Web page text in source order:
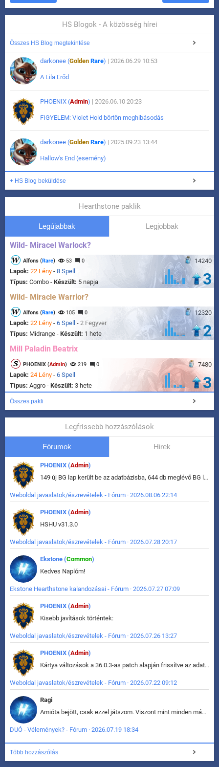
HS Blogok - A közösség hírei
Összes HS Blog megtekintése
darkonee (Golden Rare) | 2026.06.29 10:53
A Lila Erőd
PHOENIX (Admin) | 2026.06.10 20:23
FIGYELEM: Violet Hold börtön meghibásodás
darkonee (Golden Rare) | 2025.09.23 13:44
Hallow's End (esemény)
+ HS Blog beküldése
Hearthstone paklik
Legújabbak Legjobbak
Wild- Miracel Warlock?
14240
Alfons (Rare) 53 0
Lapok: 22 Lény - 8 Spell
Típus: Combo - Készült: 5 napja 3
Wild- Miracle Warrior?
12320
Alfons (Rare) 105 0
Lapok: 22 Lény - 6 Spell - 2 Fegyver
Típus: Midrange - Készült: 1 hete 2
Mill Paladin Beatrix
7480
PHOENIX (Admin) 219 0
Lapok: 24 Lény - 6 Spell
Típus: Aggro - Készült: 3 hete 3
Összes pakli
Legfrissebb hozzászólások
Fórumok Hirek
PHOENIX (Admin)
149 új BG lap került be az adatbázisba, 644 db meglévő BG lap módosult, bekerültek az új képek a megváltozott lapokhoz is.
Weboldal javaslatok/észrevételek - Fórum · 2026.08.06 22:14
PHOENIX (Admin)
HSHU v31.3.0
Weboldal javaslatok/észrevételek - Fórum · 2026.07.28 20:17
Ekstone (Common)
Kedves Naplóm!
Ekstone Hearthstone kalandozásai - Fórum · 2026.07.27 07:09
PHOENIX (Admin)
Kisebb javítások történtek:
Weboldal javaslatok/észrevételek - Fórum · 2026.07.26 13:27
PHOENIX (Admin)
Kártya változások a 36.0.3-as patch alapján frissítve az adatbázisban (képek is cserélve).
Weboldal javaslatok/észrevételek - Fórum · 2026.07.22 09:12
Ragi
Amióta bejött, csak ezzel játszom. Viszont mint minden más - akár az alapjáték is, ez is baromira összetett lett. Néha már pár kör után is esélytelen az egész. Vagy irreállisan túltápol valaki, vagy lelép a partner, vagy csak hülye mint a segg. És amikor eljönne az én időm, na akkor jön el mindenki másé is. Engem jobban érdekelne, hogy ki milyen ratingen szokott játszani. Na ez lenne egy érdekes adat.
DUÓ - Vélemények? - Fórum · 2026.07.19 18:34
Több hozzászólás